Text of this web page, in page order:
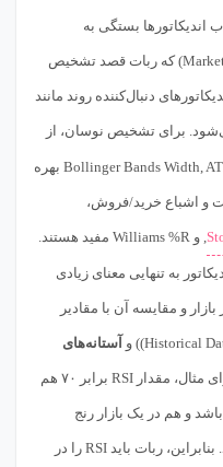
اندیکاتورها بستگی به
(Market Phases) که ربات قصد تشخیص
دنبال‌کننده روند مانند
برای تشخیص نوسان، از
اندیکاتورهایی مانند Bollinger Bands Width, ATR, Keltner Channels بهره
و اشباع خرید/فروش،
, و Williams %R مفید هستند.
به تنهایی معنای زیادی
و مقایسه آن با مقادیر
آستانه‌های
از پیش تعریف‌شده است. برای مثال، مقدار RSI برابر ۷۰ هم
و هم در یک بازار رنج
می‌تواند نشانه بازگشت قریبالوقوع باشد. بنابراین، ربات باید RSI را در